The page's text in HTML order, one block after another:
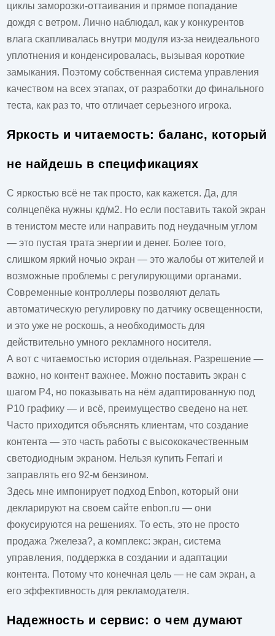
циклы заморозки-оттаивания и прямое попадание
дождя с ветром. Лично наблюдал, как у конкурентов
влага скапливалась внутри модуля из-за неидеального
уплотнения и конденсировалась, вызывая короткие
замыкания. Поэтому собственная система управления
качеством на всех этапах, от разработки до финального
теста, как раз то, что отличает серьезного игрока.
Яркость и читаемость: баланс, который
не найдешь в спецификациях
С яркостью всё не так просто, как кажется. Да, для
солнцепёка нужны кд/м2. Но если поставить такой экран
в тенистом месте или направить под неудачным углом
— это пустая трата энергии и денег. Более того,
слишком яркий ночью экран — это жалобы от жителей и
возможные проблемы с регулирующими органами.
Современные контроллеры позволяют делать
автоматическую регулировку по датчику освещенности,
и это уже не роскошь, а необходимость для
действительно умного рекламного носителя.
А вот с читаемостью история отдельная. Разрешение —
важно, но контент важнее. Можно поставить экран с
шагом P4, но показывать на нём адаптированную под
P10 графику — и всё, преимущество сведено на нет.
Часто приходится объяснять клиентам, что создание
контента — это часть работы с высококачественным
светодиодным экраном. Нельзя купить Ferrari и
заправлять его 92-м бензином.
Здесь мне импонирует подход Enbon, который они
декларируют на своем сайтеenbon.ru — они
фокусируются на решениях. То есть, это не просто
продажа ?железа?, а комплекс: экран, система
управления, поддержка в создании и адаптации
контента. Потому что конечная цель — не сам экран, а
его эффективность для рекламодателя.
Надежность и сервис: о чем думают